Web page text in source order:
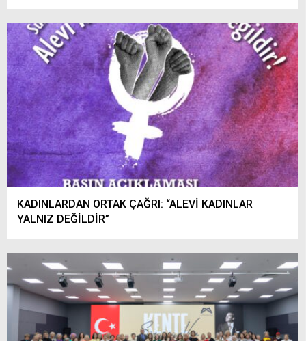
KADINLARDAN ORTAK ÇAĞRI: “ALEVİ KADINLAR
YALNIZ DEĞİLDİR”